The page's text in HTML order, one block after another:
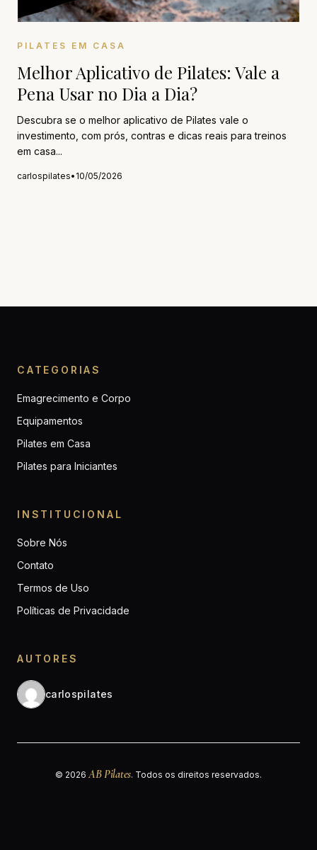
PILATES EM CASA
Melhor Aplicativo de Pilates: Vale a
Pena Usar no Dia a Dia?
Descubra se o melhor aplicativo de Pilates vale o
investimento, com prós, contras e dicas reais para treinos
em casa...
carlospilates• 10/05/2026
CATEGORIAS
Emagrecimento e Corpo
Equipamentos
Pilates em Casa
Pilates para Iniciantes
INSTITUCIONAL
Sobre Nós
Contato
Termos de Uso
Políticas de Privacidade
AUTORES
carlospilates
© 2026AB Pilates. Todos os direitos reservados.